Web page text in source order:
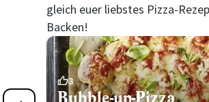
gleich euer liebstes Pizza-
Backen!
3